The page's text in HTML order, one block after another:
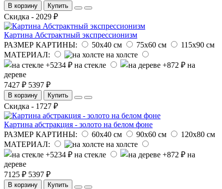
В корзину Купить
Скидка - 2029 ₽
Картина Абстрактный экспрессионизм
РАЗМЕР КАРТИНЫ:
50х40 см 75х60 см
115х90 см
МАТЕРИАЛ:
на холсте
на стекле
на
дереве
7427 ₽ 5397 ₽
В корзину Купить
Скидка - 1727 ₽
Картина абстракция - золото на белом фоне
РАЗМЕР КАРТИНЫ:
60х40 см 90х60 см
120х80 см
МАТЕРИАЛ:
на холсте
на стекле
на
дереве
7125 ₽ 5397 ₽
В корзину Купить